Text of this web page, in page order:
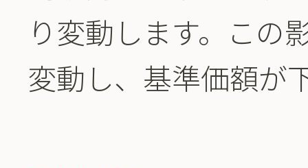
り変動します。この
変動し、基準価額が